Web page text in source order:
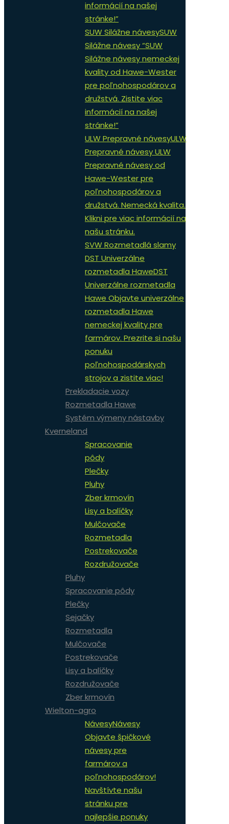
informácií na našej
stránke!”
SUW Silážne návesySUW
Silážne návesy “SUW
Silážne návesy nemeckej
kvality od Hawe-Wester
pre poľnohospodárov a
družstvá. Zistite viac
informácií na našej
stránke!”
ULW Prepravné návesyULW
Prepravné návesy ULW
Prepravné návesy od
Hawe-Wester pre
poľnohospodárov a
družstvá. Nemecká kvalita.
Klikni pre viac informácií na
našu stránku.
SVW Rozmetadlá slamy
DST Univerzálne
rozmetadla HaweDST
Univerzálne rozmetadla
Hawe Objavte univerzálne
rozmetadla Hawe
nemeckej kvality pre
farmárov. Prezrite si našu
ponuku
poľnohospodárskych
strojov a zistite viac!
Prekladacie vozy
Rozmetadla Hawe
Systém výmeny nástavby
Kverneland
Spracovanie
pôdy
Plečky
Pluhy
Zber krmovín
Lisy a balíčky
Mulčovače
Rozmetadla
Postrekovače
Rozdružovače
Pluhy
Spracovanie pôdy
Plečky
Sejačky
Rozmetadla
Mulčovače
Postrekovače
Lisy a balíčky
Rozdružovače
Zber krmovín
Wielton-agro
NávesyNávesy
Objavte špičkové
návesy pre
farmárov a
poľnohospodárov!
Navštívte našu
stránku pre
najlepšie ponuky